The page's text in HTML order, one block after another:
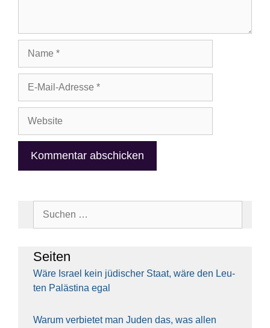
Adresse
Sei­ten
Wäre Isra­el kein jüdi­scher Staat, wäre den Leu­
ten Paläs­ti­na egal
War­um ver­bie­tet man Juden das, was allen